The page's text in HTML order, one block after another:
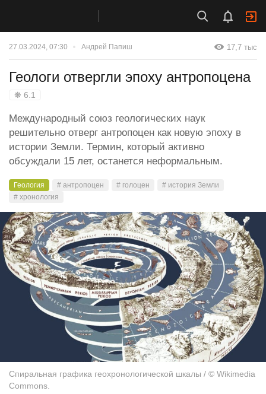
27.03.2024, 07:30 Андрей Папиш 17,7 тыс
Геологи отвергли эпоху антропоцена
❋ 6.1
Международный союз геологических наук
решительно отверг антропоцен как новую эпоху в
истории Земли. Термин, который активно
обсуждали 15 лет, останется неформальным.
Геология # антропоцен # голоцен
# история Земли
# хронология
Спиральная графика геохронологической шкалы / © Wikimedia
Commons.